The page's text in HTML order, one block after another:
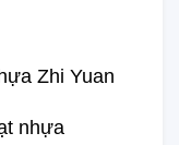
Zhi Yuan
nhựa